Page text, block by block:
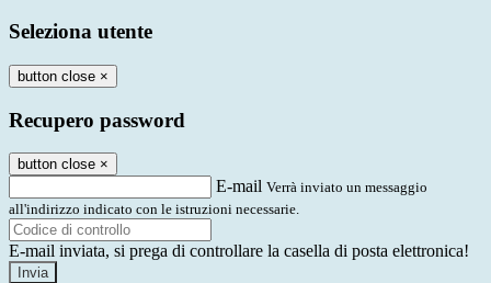
Seleziona utente
button close ×
Recupero password
button close ×
E-mail Verrà inviato un messaggio
all'indirizzo indicato con le istruzioni necessarie.
E-mail inviata, si prega di controllare la casella di posta elettronica!